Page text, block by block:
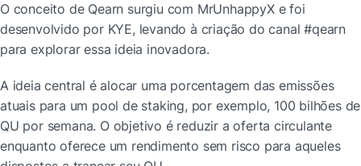
O conceito de Qearn surgiu com MrUnhappyX e foi
desenvolvido por KYE, levando à criação do canal #qearn
para explorar essa ideia inovadora.
A ideia central é alocar uma porcentagem das emissões
atuais para um pool de staking, por exemplo, 100 bilhões de
QU por semana. O objetivo é reduzir a oferta circulante
enquanto oferece um rendimento sem risco para aqueles